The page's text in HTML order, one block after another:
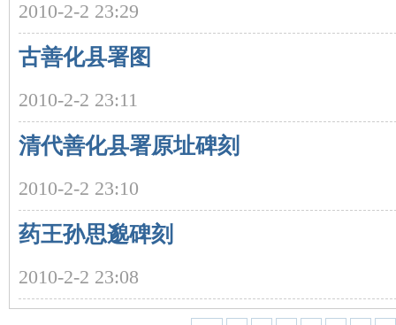
沙
文
2010-2-2 23:29
古善化县署图
2010-2-2 23:11
清代善化县署原址碑刻
2010-2-2 23:10
药王孙思邈碑刻
2010-2-2 23:08